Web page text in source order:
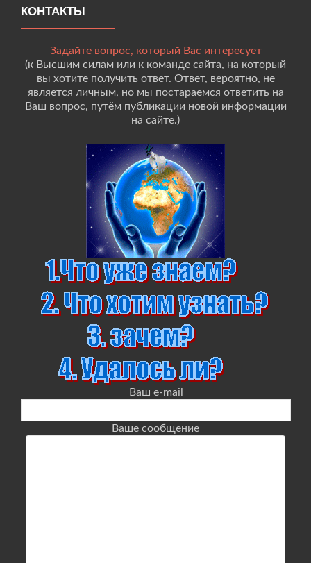
КОНТАКТЫ
Задайте вопрос, который Вас интересует
(к Высшим силам или к команде сайта, на который
вы хотите получить ответ. Ответ, вероятно, не
является личным, но мы постараемся ответить на
Ваш вопрос, путём публикации новой информации
на сайте.)
Ваш e-mail
Ваше сообщение